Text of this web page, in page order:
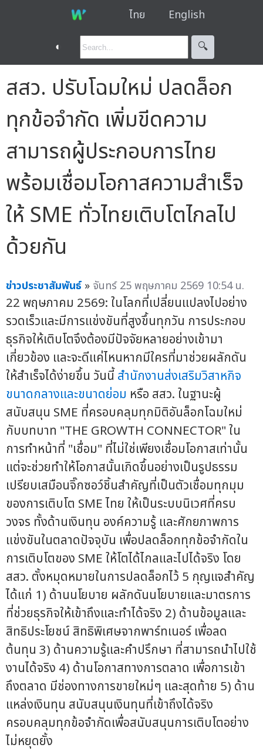
ไทย English
◐ 🔍︎
สสว. ปรับโฉมใหม่ ปลดล็อก
ทุกข้อจำกัด เพิ่มขีดความ
สามารถผู้ประกอบการไทย
พร้อมเชื่อมโอกาสความสำเร็จ
ให้ SME ทั่วไทยเติบโตไกลไป
ด้วยกัน
ข่าวประชาสัมพันธ์ » จันทร์ 25 พฤษภาคม 2569 10:54 น.
22 พฤษภาคม 2569: ในโลกที่เปลี่ยนแปลงไปอย่าง
รวดเร็วและมีการแข่งขันที่สูงขึ้นทุกวัน การประกอบ
ธุรกิจให้เติบโตจึงต้องมีปัจจัยหลายอย่างเข้ามา
เกี่ยวข้อง และจะดีแค่ไหนหากมีใครที่มาช่วยผลักดัน
ให้สำเร็จได้ง่ายขึ้น วันนี้ สำนักงานส่งเสริมวิสาหกิจ
ขนาดกลางและขนาดย่อม หรือ สสว. ในฐานะผู้
สนับสนุน SME ที่ครอบคลุมทุกมิติอันล็อกโฉมใหม่
กับบทบาท "THE GROWTH CONNECTOR" ใน
การทำหน้าที่ "เชื่อม" ที่ไม่ใช่เพียงเชื่อมโอกาสเท่านั้น
แต่จะช่วยทำให้โอกาสนั้นเกิดขึ้นอย่างเป็นรูปธรรม
เปรียบเสมือนจิ๊กซอว์ชิ้นสำคัญที่เป็นตัวเชื่อมทุกมุม
ของการเติบโต SME ไทย ให้เป็นระบบนิเวศที่ครบ
วงจร ทั้งด้านเงินทุน องค์ความรู้ และศักยภาพการ
แข่งขันในตลาดปัจจุบัน เพื่อปลดล็อกทุกข้อจำกัดใน
การเติบโตของ SME ให้โตได้ไกลและไปได้จริง โดย
สสว. ตั้งหมุดหมายในการปลดล็อกไว้ 5 กุญแจสำคัญ
ได้แก่ 1) ด้านนโยบาย ผลักดันนโยบายและมาตรการ
ที่ช่วยธุรกิจให้เข้าถึงและทำได้จริง 2) ด้านข้อมูลและ
สิทธิประโยชน์ สิทธิพิเศษจากพาร์ทเนอร์ เพื่อลด
ต้นทุน 3) ด้านความรู้และคำปรึกษา ที่สามารถนำไปใช้
งานได้จริง 4) ด้านโอกาสทางการตลาด เพื่อการเข้า
ถึงตลาด มีช่องทางการขายใหม่ๆ และสุดท้าย 5) ด้าน
แหล่งเงินทุน สนับสนุนเงินทุนที่เข้าถึงได้จริง
ครอบคลุมทุกข้อจำกัดเพื่อสนับสนุนการเติบโตอย่าง
ไม่หยุดยั้ง